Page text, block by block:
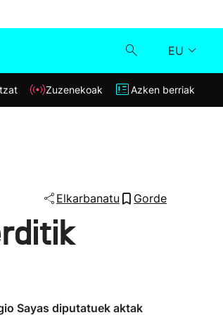
EU
Klisk
Zuzenekoak Azken berriak
Elkarbanatu Gorde
Sayas diputatuek aktak